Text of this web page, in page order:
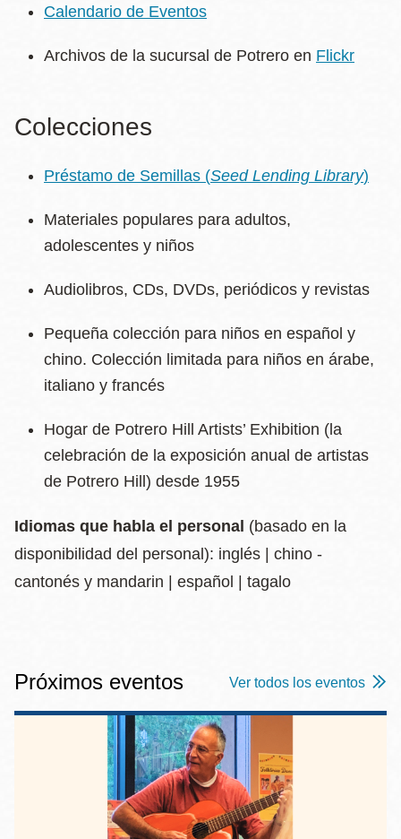
Calendario de Eventos
Archivos de la sucursal de Potrero en Flickr
Colecciones
Préstamo de Semillas (Seed Lending Library)
Materiales populares para adultos,
adolescentes y niños
Audiolibros, CDs, DVDs, periódicos y revistas
Pequeña colección para niños en español y
chino. Colección limitada para niños en árabe,
italiano y francés
Hogar de Potrero Hill Artists’ Exhibition (la
celebración de la exposición anual de artistas
de Potrero Hill) desde 1955
Idiomas que habla el personal (basado en la
disponibilidad del personal): inglés | chino -
cantonés y mandarin | español | tagalo
Próximos eventos Ver todos los eventos